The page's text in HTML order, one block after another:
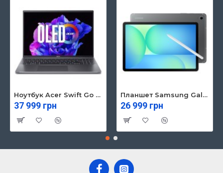
Ноутбук Acer Swift Go 16 SFG16-71 (NX.KVZEU.003)
37 999 грн
Планшет Samsung Galaxy Tab S10 FE 5G 8/128GB Gray (SM-X526BZAREUC)
26 999 грн